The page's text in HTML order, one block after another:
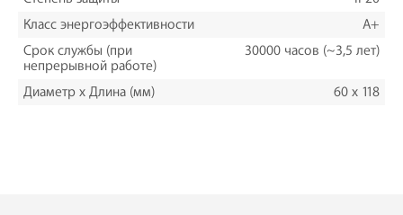
Класс энергоэффективности
A+
Срок службы (при
непрерывной работе)
30000 часов (~3,5 лет)
Диаметр х Длина (мм) 60 x 118